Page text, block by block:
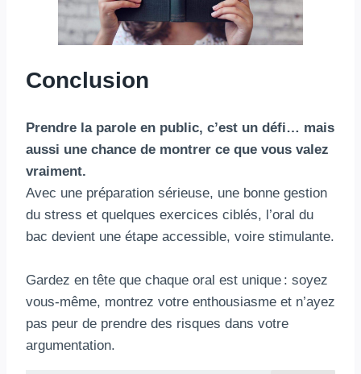
Conclusion
Prendre la parole en public, c’est un défi… mais
aussi une chance de montrer ce que vous valez
vraiment.
Avec une préparation sérieuse, une bonne gestion
du stress et quelques exercices ciblés, l’oral du
bac devient une étape accessible, voire stimulante.
Gardez en tête que chaque oral est unique : soyez
vous-même, montrez votre enthousiasme et n’ayez
pas peur de prendre des risques dans votre
argumentation.